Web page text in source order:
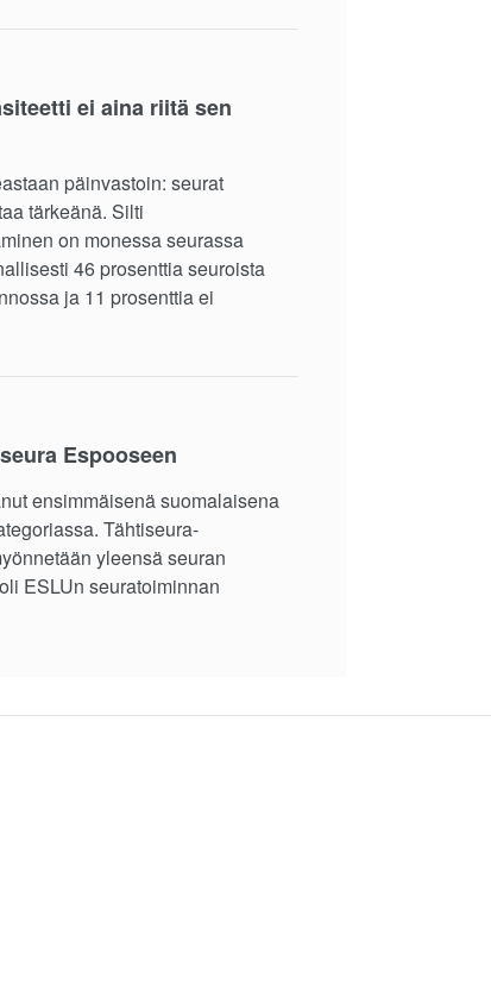
ei aina riitä sen
päinvastoin: seurat
tärkeänä. Silti
on monessa seurassa
46 prosenttia seuroista
ja 11 prosenttia ei
Espooseen
ensimmäisenä suomalaisena
Tähtiseura-
yleensä seuran
ESLUn seuratoiminnan